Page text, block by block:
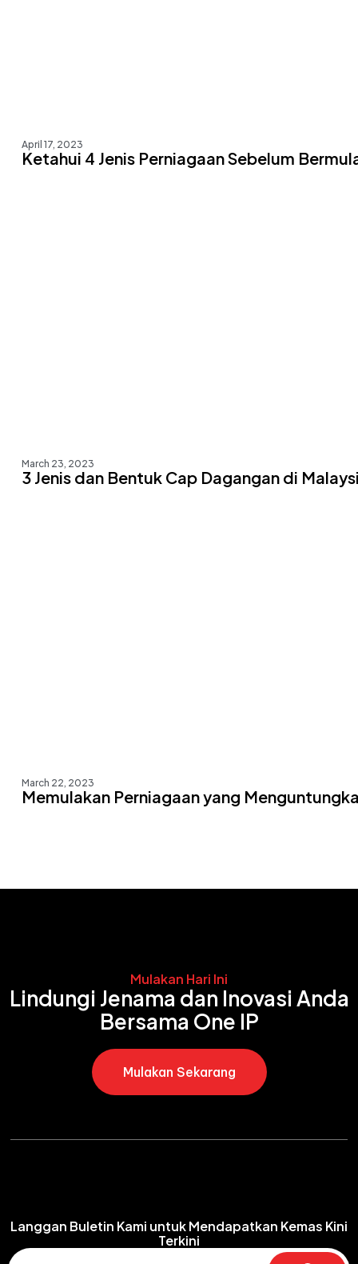
April 17, 2023
Ketahui 4 Jenis Perniagaan Sebelum
March 23, 2023
3 Jenis dan Bentuk Cap Dagangan di
March 22, 2023
Memulakan Perniagaan yang
Mulakan Hari Ini
Lindungi Jenama dan Inovasi Anda
Bersama One IP
Mulakan Sekarang
Langgan Buletin Kami untuk Mendapatkan Kemas Kini
Terkini